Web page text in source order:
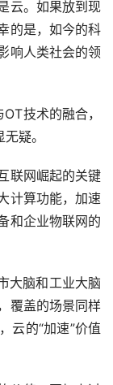
云。如果放到现
的是，如今的科
响人类社会的领
技术的融合，
疑。
联网崛起的关键
计算功能，加速
和企业物联网的
大脑和工业大脑
覆盖的场景同样
云的“加速”价值